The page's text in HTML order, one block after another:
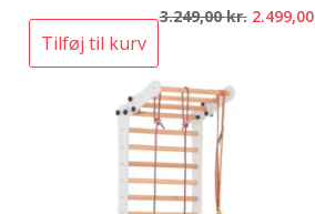
3.249,00kr. Den
2.499,00
Tilføj til kurv